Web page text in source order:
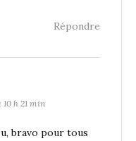
Répondre
10 h 21 min
bravo pour tous